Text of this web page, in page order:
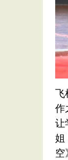
飞
作
让
姐
空